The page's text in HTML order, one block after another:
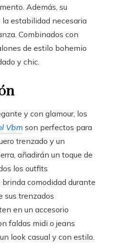
Además, su
estabilidad necesaria
Combinados con
de estilo bohemio
y chic.
y con glamour, los
Vbm son perfectos para
trenzado y un
añadirán un toque de
los outfits
comodidad durante
sus trenzados
en un accesorio
faldas midi o jeans
look casual y con estilo.